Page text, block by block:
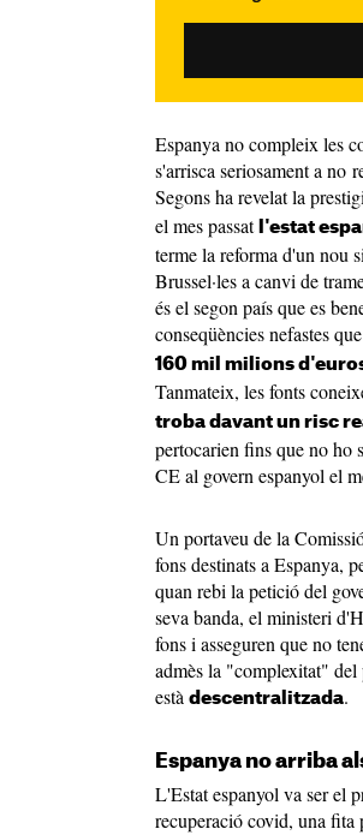
Espanya no compleix les
s'arrisca seriosament a no
Segons ha revelat la
el mes passat l'estat
terme la reforma d'un nou
Brussel·les a canvi de
és el segon país que es
conseqüències nefastes
160 mil milions
Tanmateix, les fonts
troba davant un risc
pertocarien fins que no ho
CE al govern espanyol el
Un portaveu de la
fons destinats a Espanya,
quan rebi la petició del
seva banda, el ministeri
fons i asseguren que no
admès la "complexitat" del
està descentralitzada.
Espanya no arriba
L'Estat espanyol va ser el
recuperació covid, una fita